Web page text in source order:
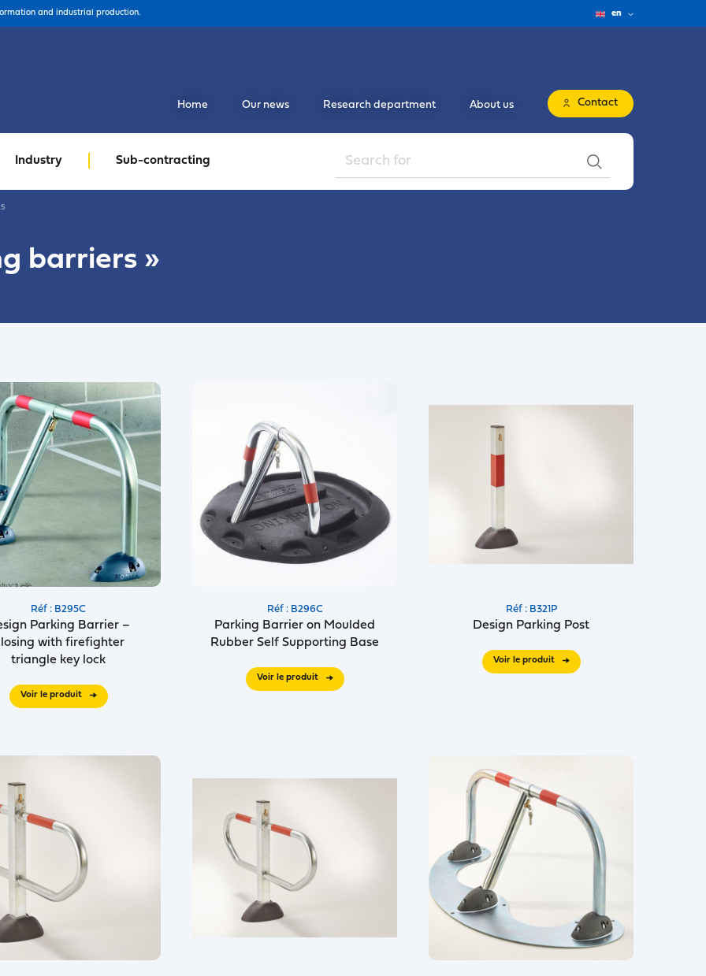
and industrial production. en
Industry Sub-contracting
Home Our news Research department About us Contact
barriers »
Réf : B295C
Parking Barrier –
with firefighter
triangle key lock
Voir le produit
Réf : B296C
Parking Barrier on Moulded
Rubber Self Supporting Base
Voir le produit
Réf : B321P
Design Parking Post
Voir le produit